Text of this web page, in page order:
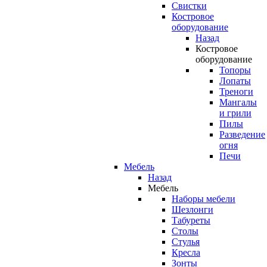
Свистки
Костровое
оборудование
Назад
Костровое
оборудование
Топоры
Лопаты
Треноги
Мангалы
и грили
Пилы
Разведение
огня
Печи
Мебель
Назад
Мебель
Наборы мебели
Шезлонги
Табуреты
Столы
Стулья
Кресла
Зонты